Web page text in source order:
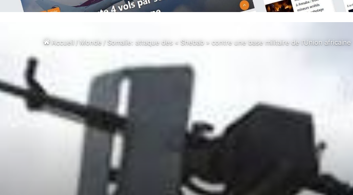
Accueil/Monde /Somalie: attaque des « Shebab » contre une base militaire de l’Union africaine